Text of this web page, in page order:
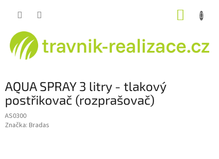
AQUA SPRAY 3 litry - tlakový
postřikovač (rozprašovač)
AS0300
Značka: Bradas